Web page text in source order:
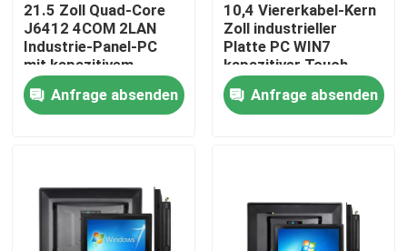
Startseite
Über uns
21.5 Zoll Quad-Core
J6412 4COM 2LAN
Industrie-Panel-PC
mit kapazitivem
Touchscreen
Anfrage absenden
10,4 Viererkabel-Kern
Zoll industrieller
Platte PC WIN7
kapazitiver Touch
Screen Celeron J1900
Anfrage absenden